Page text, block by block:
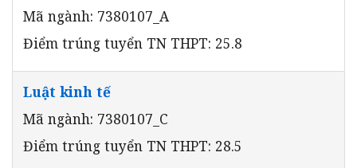
Mã ngành: 7380107_A
Điểm trúng tuyển TN THPT: 25.8
Luật kinh tế
Mã ngành: 7380107_C
Điểm trúng tuyển TN THPT: 28.5